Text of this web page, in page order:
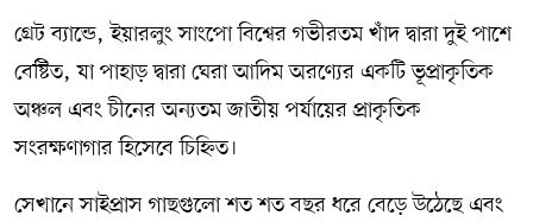
গ্রেট ব্যান্ডে, ইয়ারলুং সাংপো বিশ্বের গভীরতম খাঁদ দ্বারা দুই পাশে
বেষ্টিত, যা পাহাড় দ্বারা ঘেরা আদিম অরণ্যের একটি ভূপ্রাকৃতিক
অঞ্চল এবং চীনের অন্যতম জাতীয় পর্যায়ের প্রাকৃতিক
সংরক্ষণাগার হিসেবে চিহ্নিত।
সেখানে সাইপ্রাস গাছগুলো শত শত বছর ধরে বেড়ে উঠেছে এবং